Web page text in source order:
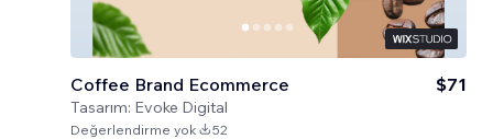
Coffee Brand Ecommerce
Tasarım: Evoke Digital
$71
Değerlendirme yok 52